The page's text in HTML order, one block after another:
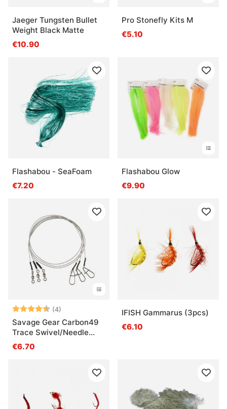
Jaeger Tungsten Bullet
Weight Black Matte
€10.90
Pro Stonefly Kits M
€5.10
Flashabou - SeaFoam
€7.20
Flashabou Glow
€9.90
Beoordeling:
(4)
Savage Gear Carbon49
Trace Swivel/Needle
Snap 3-pak
€6.70
IFISH Gammarus (3pcs)
€6.10